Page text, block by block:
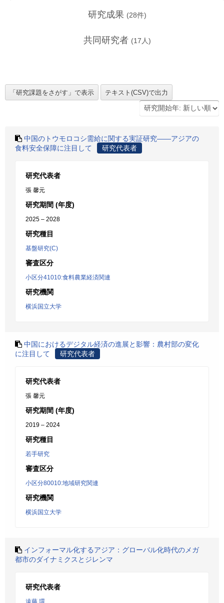
研究成果 (28件)
共同研究者 (17 人)
中国のトウモロコシ需給に関する実証研究――アジアの
食料安全保障に注目して
研究代表者
研究代表者
張 馨元
研究期間 (年度)
2025 – 2028
研究種目
基盤研究(C)
審査区分
小区分41010:食料農業経済関連
研究機関
横浜国立大学
中国におけるデジタル経済の進展と影響：農村部の変化
に注目して
研究代表者
研究代表者
張 馨元
研究期間 (年度)
2019 – 2024
研究種目
若手研究
審査区分
小区分80010:地域研究関連
研究機関
横浜国立大学
インフォーマル化するアジア：グローバル化時代のメガ
都市のダイナミクスとジレンマ
研究代表者
遠藤 環